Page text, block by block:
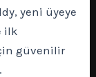
yeni üyeye
ilk
güvenilir